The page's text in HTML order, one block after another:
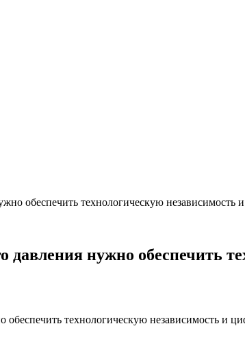
обеспечить технологическую независимость
давления нужно обеспечить